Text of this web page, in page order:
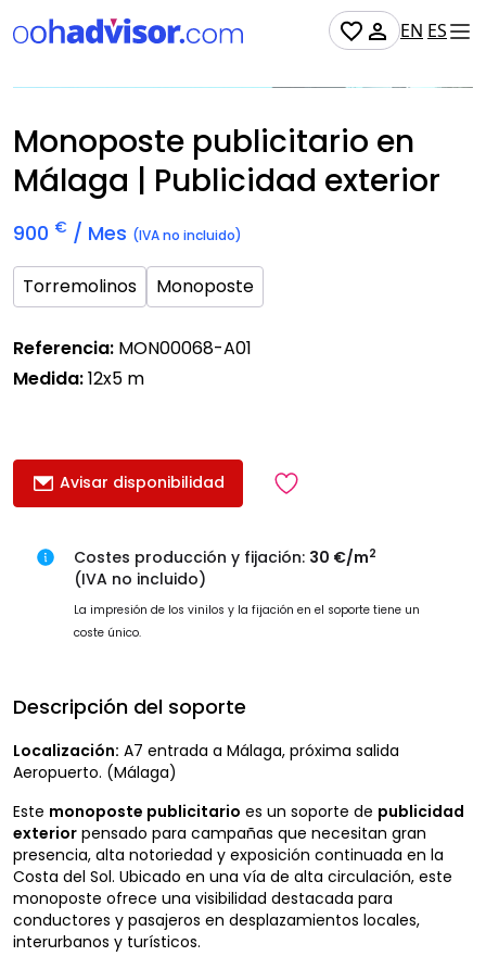
EN ES
Monoposte publicitario en
Málaga | Publicidad exterior
900 € / Mes (IVA no incluido)
Torremolinos Monoposte
Referencia: MON00068-A01
Medida:12x5 m
Avisar disponibilidad
Costes producción y fijación: 30 €/m2
(IVA no incluido)
La impresión de los vinilos y la fijación en el soporte tiene un
coste único.
Descripción del soporte
Localización: A7 entrada a Málaga, próxima salida
Aeropuerto. (Málaga)
Este monoposte publicitario es un soporte de publicidad
exterior pensado para campañas que necesitan gran
presencia, alta notoriedad y exposición continuada en la
Costa del Sol. Ubicado en una vía de alta circulación, este
monoposte ofrece una visibilidad destacada para
conductores y pasajeros en desplazamientos locales,
interurbanos y turísticos.